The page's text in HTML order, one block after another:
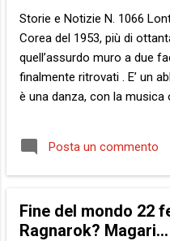
Se sono vuoti entrambi.
Storie e Notizie N. 1066
Corea del 1953, più di
quell’assurdo muro a due
finalmente ritrovati . E’ un
è una danza, con la musica
umano. Eccessivamente
dicessi che si tratta di
essere fuorviante. Di
mancate per caso o per
scambio presuppone un
Posta un commento
Fine del mondo 22
Ragnarok? Magari…